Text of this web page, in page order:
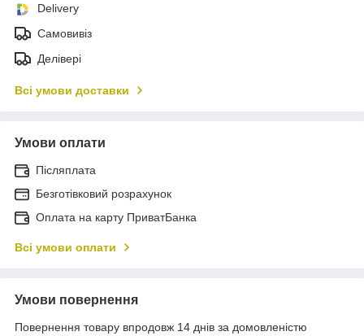
Delivery
Самовивіз
Делівері
Всі умови доставки
Умови оплати
Післяплата
Безготівковий розрахунок
Оплата на карту ПриватБанка
Всі умови оплати
Умови повернення
Повернення товару впродовж 14 днів за домовленістю